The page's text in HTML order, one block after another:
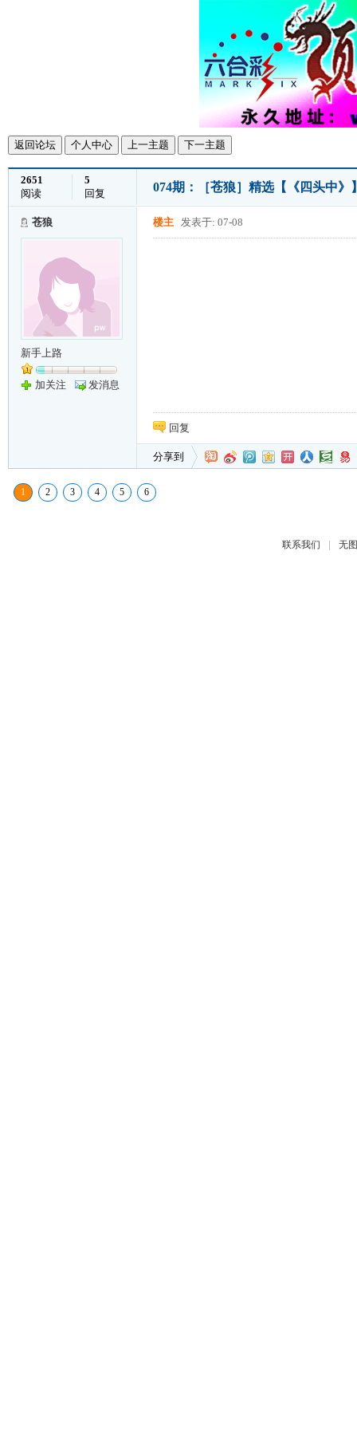
返回论坛 个人中心 上一主题 下一主题
2651
阅读
5
回复
074期：［苍狼］精选【《四头中
苍狼
新手上路
加关注 发消息
楼主 发表于: 07-08
回复
分享到
1 2 3 4 5 6
联系我们 | 无